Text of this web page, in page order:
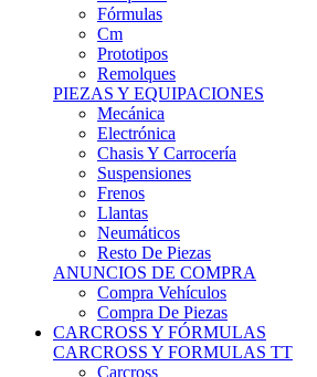
Cm
Prototipos
Remolques
PIEZAS Y EQUIPACIONES
Mecánica
Electrónica
Chasis Y Carrocería
Suspensiones
Frenos
Llantas
Neumáticos
Resto De Piezas
ANUNCIOS DE COMPRA
Compra Vehículos
Compra De Piezas
CARCROSS Y FÓRMULAS
CARCROSS Y FORMULAS TT
Carcross
Formulas Tt Autocross